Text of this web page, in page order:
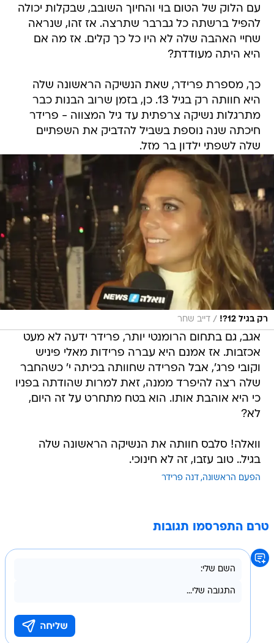
עם הלוק של הטום בוי והחיוך השובב, שבקלות יכולה
להפיל ברשתה כל גברבר שתרצה. אז זהו, שנראה
שחיי האהבה שלה לא היו כל כך קלים. אז מה אם
היא היתה מעודדת?
כך, מספרת פרידר, שאת הנשיקה הראשונה שלה
היא חוותה רק בגיל 13. כן, בזמן שרוב הבנות כבר
מתרגלות נשיקה צרפתית עד גיל המצווה - פרידר
חיכתה שנה נוספת בשביל להדביק את השפתיים
שלה לשפתי ילדון בר מזל.
רק בגיל 12?! / דייב שחר
אגב, גם בתחום הרומנטי יותר, פרידר ידעה לא מעט
אכזבות. אז אמנם היא עברה פרידות מאלי פיניש
וקובי פרג', אבל הפרידה שחוותה בכיתה י' כשהחבר
שלה רצה להיפרד ממנה, זאת למרות שהודתה בפניו
כי היא אוהבת אותו. הוא בטח מתחרט על זה היום,
לא?
וואלה! סלבס חוותה את הנשיקה הראשונה שלה
בגיל.. טוב עזבו, זה לא חינוכי.
הפעם הראשונה דנה פרידר
טרם התפרסמו תגובות